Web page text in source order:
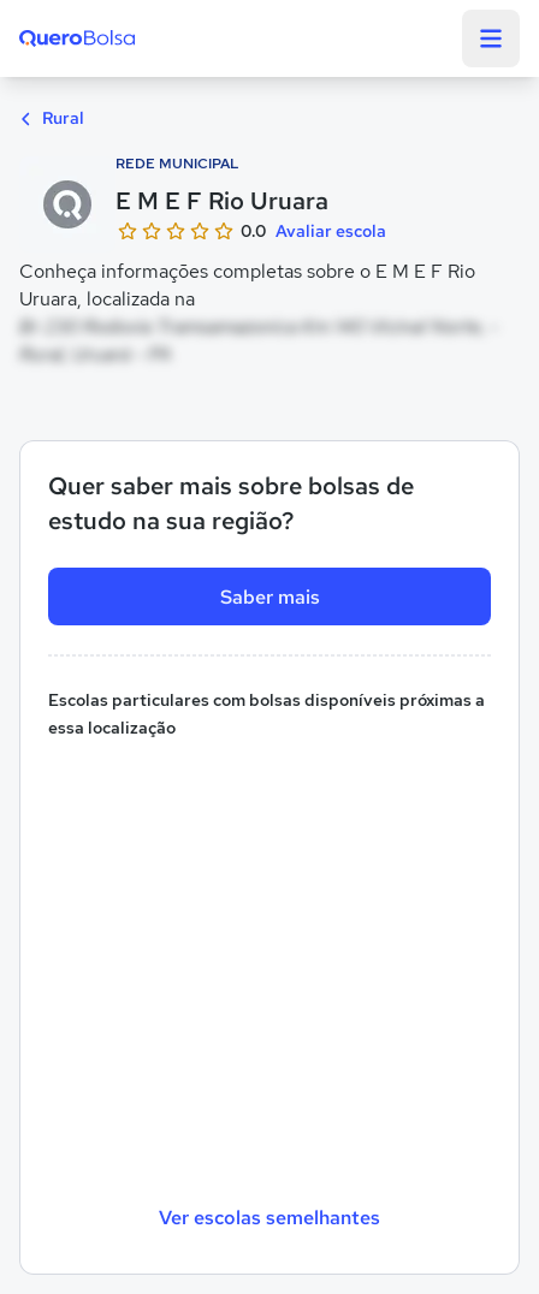
Rural
REDE MUNICIPAL
E M E F Rio Uruara
0.0 Avaliar escola
Conheça informações completas sobre o E M E F Rio
Uruara, localizada na
Br 230 Rodovia Tramsamazonica Km 140 Vicinal Norte, -
Rural, Uruará - PA
Quer saber mais sobre bolsas de
estudo na sua região?
Saber mais
Escolas particulares com bolsas disponíveis próximas a
essa localização
Ver escolas semelhantes